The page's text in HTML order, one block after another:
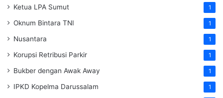
Ketua LPA Sumut 1
Oknum Bintara TNI 1
Nusantara 1
Korupsi Retribusi Parkir 1
Bukber dengan Awak Away 1
IPKD Kopelma Darussalam 1